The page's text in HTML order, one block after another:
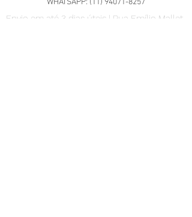
Envio em até 3 dias úteis | Rua Emílio Mallet,